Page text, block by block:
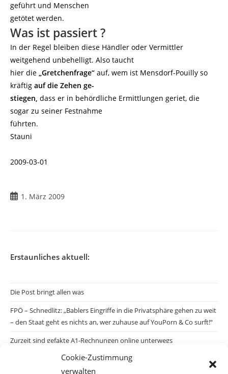
Cookie-Zustimmung
verwalten
geführt und Menschen
getötet werden.
Was ist passiert ?
In der Regel bleiben diese Händler oder Vermittler
weitgehend unbehelligt. Also taucht
hier die „Gretchenfrage“ auf, wem ist Mensdorf-Pouilly so
kräftig auf die Zehen ge-
stiegen, dass er in behördliche Ermittlungen geriet, die
sogar zu seiner Festnahme
führten.
Stauni
2009-03-01
Beitrag1. März 2009
Erstaunliches aktuell:
Die Post bringt allen was
FPÖ – Schnedlitz: „Bablers Eingriffe in die Privatsphäre gehen zu weit
– den Staat geht es nichts an, wer zuhause auf YouPorn & Co surft!“
Zurzeit sind gefakte A1-Rechnungen online unterwegs
Salzburgs Juden und ihre Sicherheit: „Erst nach einem Anschlag wäre
die Gefahr endlich konkret!“